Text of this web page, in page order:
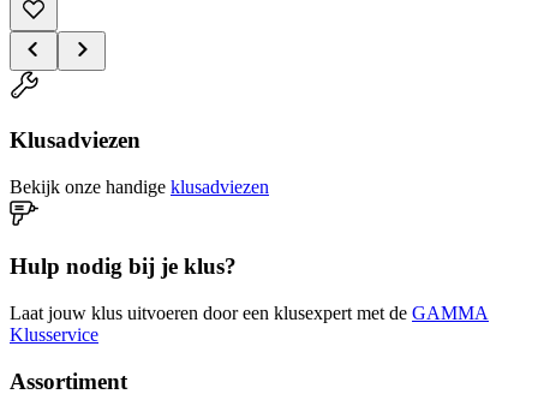
Klusadviezen
Bekijk onze handige klusadviezen
Hulp nodig bij je klus?
Laat jouw klus uitvoeren door een klusexpert met de GAMMA
Klusservice
Assortiment